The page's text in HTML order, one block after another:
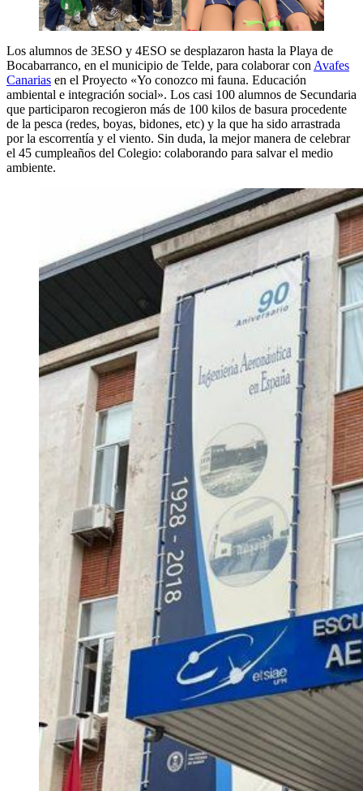
Los alumnos de 3ESO y 4ESO se desplazaron hasta la Playa de
Bocabarranco, en el municipio de Telde, para colaborar conAvafes
Canarias en el Proyecto «Yo conozco mi fauna. Educación
ambiental e integración social». Los casi 100 alumnos de Secundaria
que participaron recogieron más de 100 kilos de basura procedente
de la pesca (redes, boyas, bidones, etc) y la que ha sido arrastrada
por la escorrentía y el viento. Sin duda, la mejor manera de celebrar
el 45 cumpleaños del Colegio: colaborando para salvar el medio
ambiente.